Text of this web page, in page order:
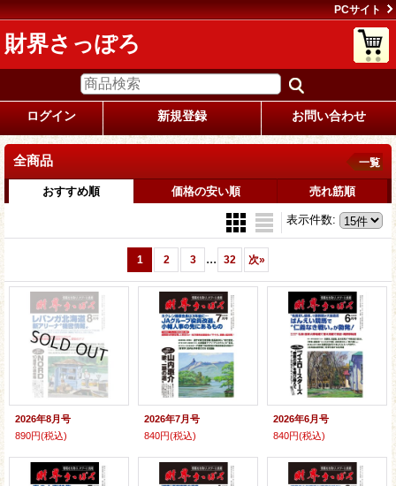
PCサイト
財界さっぽろ
ログイン 新規登録 お問い合わせ
全商品 一覧
おすすめ順 価格の安い順 売れ筋順
表示件数:
1 2 3 ... 32 次»
2026年8月号
890円(税込)
2026年7月号
840円(税込)
2026年6月号
840円(税込)